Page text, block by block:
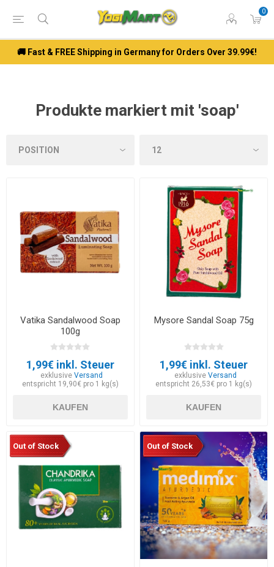
0
🚚 Fast & FREE Shipping in Germany for Orders Over 39.99€!
Produkte markiert mit 'soap'
Vatika Sandalwood Soap
100g
1,99€ inkl. Steuer
exklusiveVersand
entspricht 19,90€ pro 1 kg(s)
KAUFEN
Mysore Sandal Soap 75g
1,99€ inkl. Steuer
exklusive Versand
entspricht 26,53€ pro 1 kg(s)
KAUFEN
Out of Stock Out of Stock